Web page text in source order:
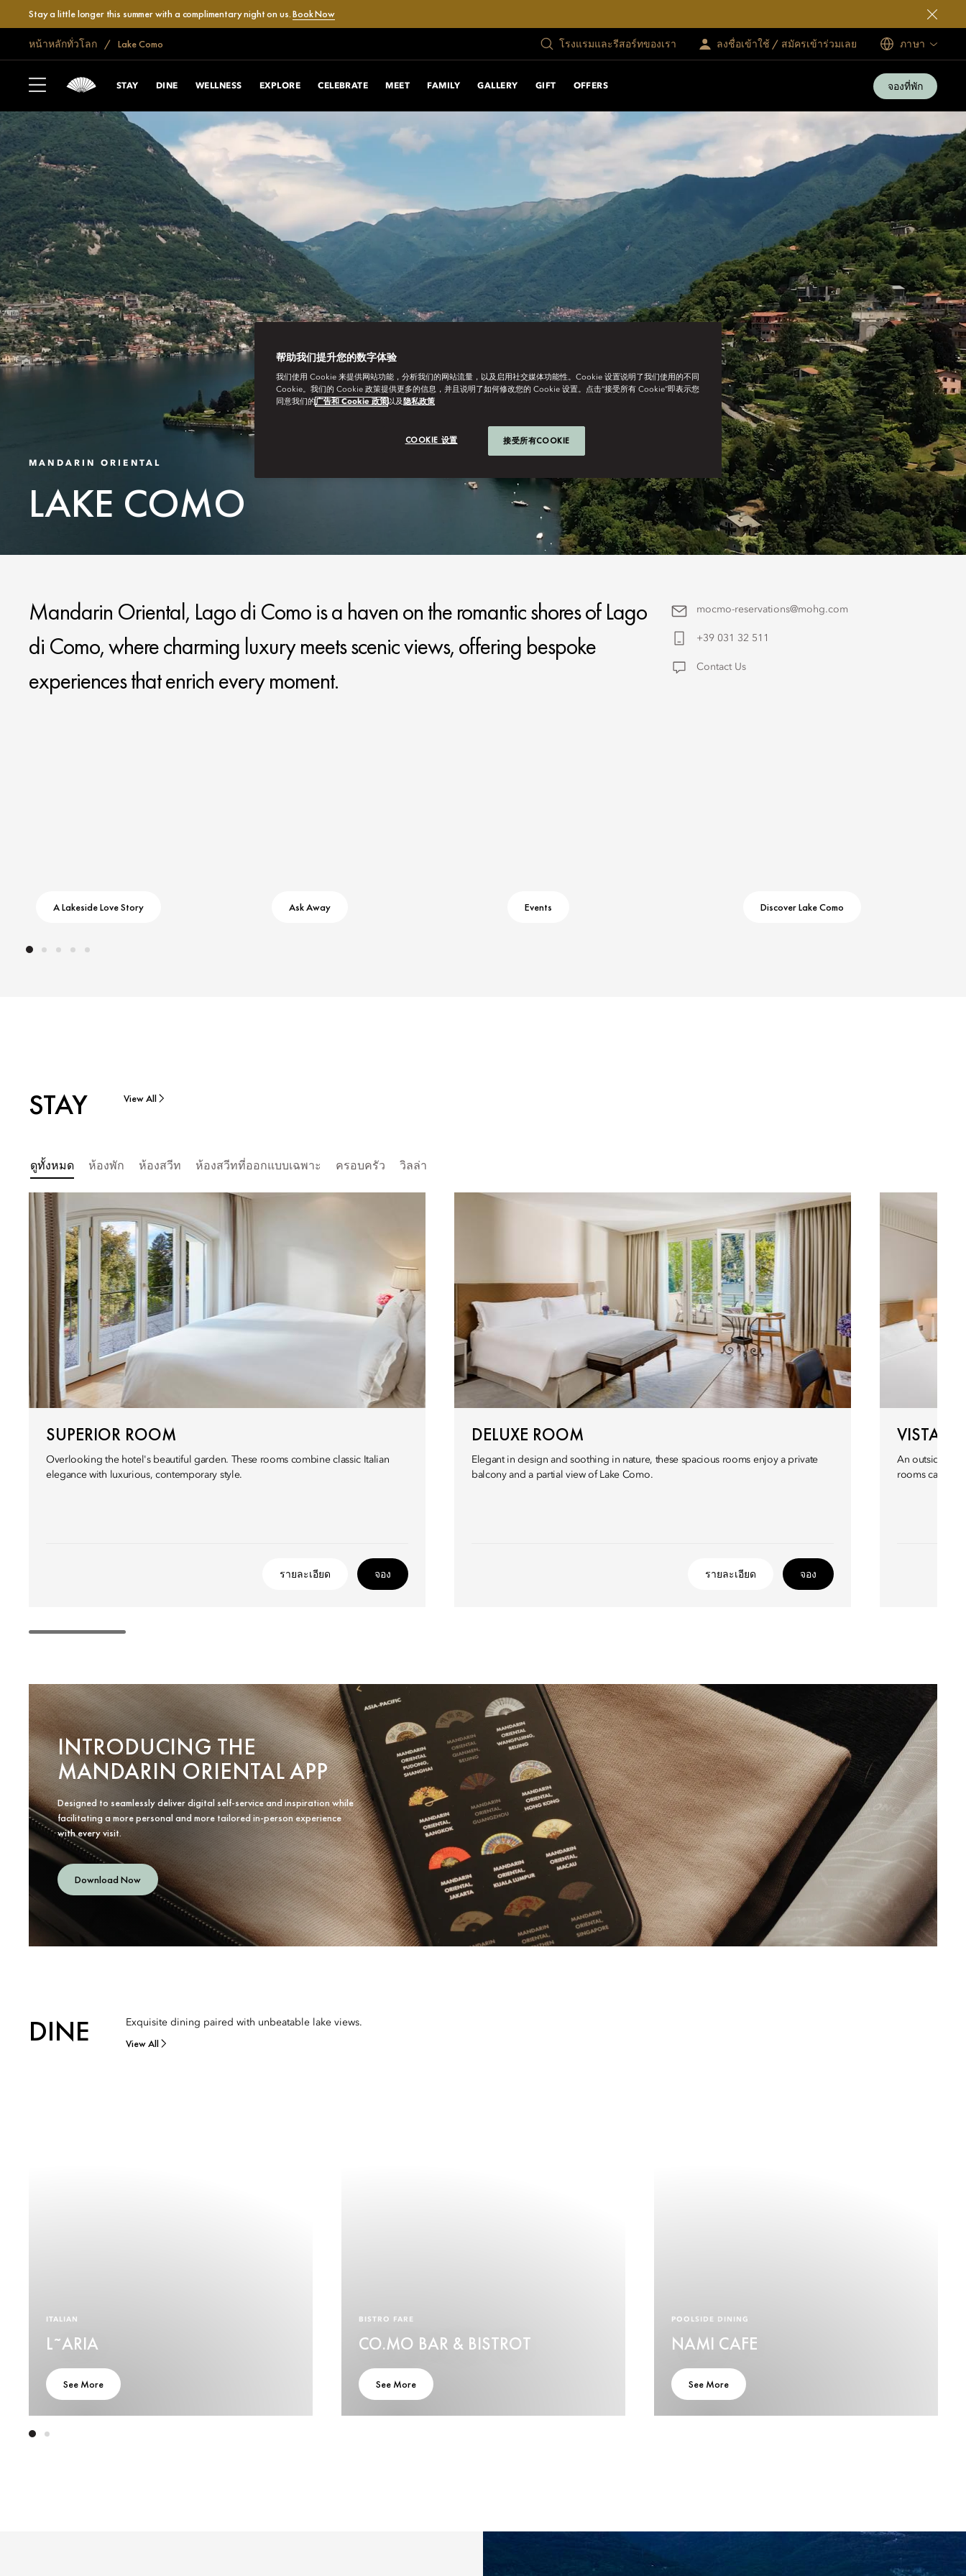
Stay a little longer this summer with a complimentary night on us.Book Now
หน้าหลักทั่วโลก Lake Como โรงแรมและรีสอร์ทของเรา ลงชื่อเข้าใช้ / สมัครเข้าร่วมเลย ภาษา
STAY DINE WELLNESS EXPLORE CELEBRATE MEET FAMILY GALLERY GIFT OFFERS จองที่พัก
MANDARIN ORIENTAL
LAKE COMO
Mandarin Oriental, Lago di Como is a haven on the romantic shores of Lago
di Como, where charming luxury meets scenic views, offering bespoke
experiences that enrich every moment.
mocmo-reservations@mohg.com
+39 031 32 511
Contact Us
A Lakeside Love Story Ask Away Events Discover Lake Como
STAY View All
ดูทั้งหมด ห้องพัก ห้องสวีท ห้องสวีทที่ออกแบบเฉพาะ ครอบครัว วิลล่า
SUPERIOR ROOM
Overlooking the hotel's beautiful garden. These rooms combine classic Italian
elegance with luxurious, contemporary style.
รายละเอียด จอง
DELUXE ROOM
Elegant in design and soothing in nature, these spacious rooms enjoy a private
balcony and a partial view of Lake Como.
รายละเอียด จอง
VISTA
An outside
rooms can be
INTRODUCING THE
MANDARIN ORIENTAL APP
Designed to seamlessly deliver digital self-service and inspiration while
facilitating a more personal and more tailored in-person experience
with every visit.
Download Now
DINE Exquisite dining paired with unbeatable lake views.
View All
ITALIAN
L˜ARIA
See More
BISTRO FARE
CO.MO BAR & BISTROT
See More
POOLSIDE DINING
NAMI CAFE
See More
帮助我们提升您的数字体验
我们使用 Cookie 来提供网站功能，分析我们的网站流量，以及启用社交媒体功能性。Cookie 设置说明了我们使用的不同
Cookie。我们的 Cookie 政策提供更多的信息，并且说明了如何修改您的 Cookie 设置。点击“接受所有 Cookie”即表示您
同意我们的广告和 Cookie 政策以及 隐私政策
COOKIE 设置 接受所有COOKIE